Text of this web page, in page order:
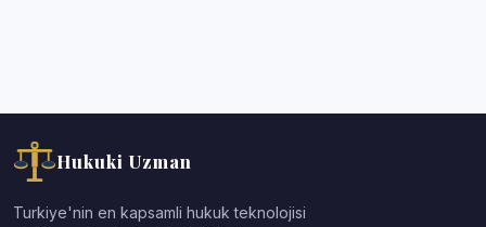
Hukuki Uzman
Turkiye'nin en kapsamli hukuk teknolojisi